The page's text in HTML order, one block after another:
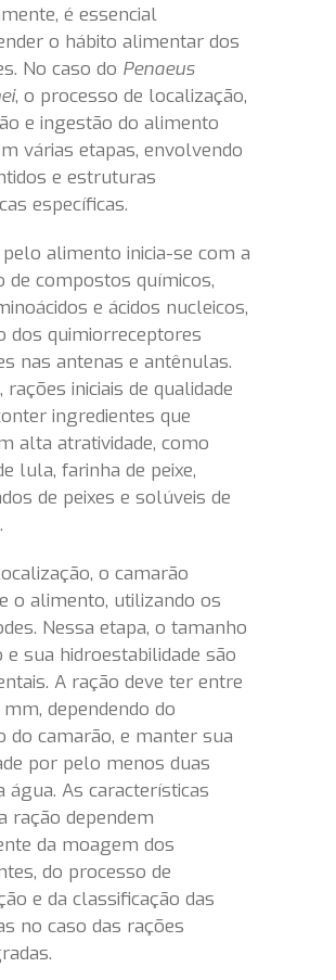
é essencial
o hábito alimentar dos
No caso do Penaeus
, o processo de localização,
e ingestão do alimento
várias etapas, envolvendo
e estruturas
específicas.
alimento inicia-se com a
de compostos químicos,
e ácidos nucleicos,
dos quimiorreceptores
nas antenas e antênulas.
rações iniciais de qualidade
ingredientes que
alta atratividade, como
lula, farinha de peixe,
de peixes e solúveis de
o camarão
o alimento, utilizando os
Nessa etapa, o tamanho
e sua hidroestabilidade são
A ração deve ter entre
mm, dependendo do
do camarão, e manter sua
por pelo menos duas
água. As características
ração dependem
da moagem dos
do processo de
e da classificação das
no caso das rações